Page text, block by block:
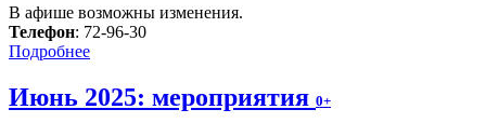
В афише возможны изменения.
Телефон: 72-96-30
Подробнее
Июнь 2025: мероприятия 0+